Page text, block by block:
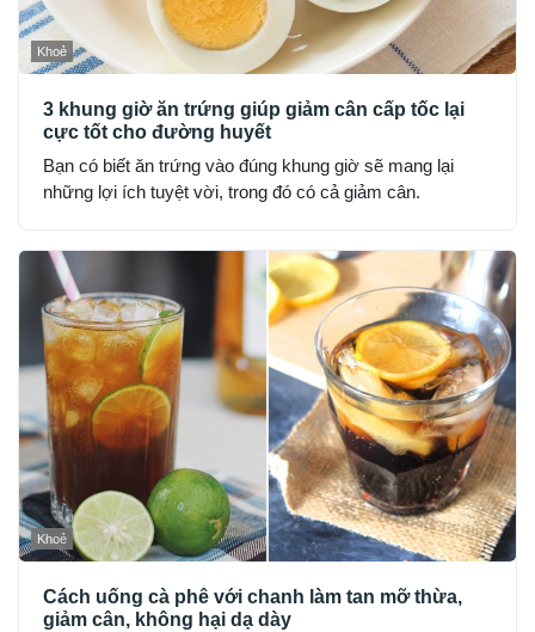
Khoẻ
3 khung giờ ăn trứng giúp giảm cân cấp tốc lại
cực tốt cho đường huyết
Bạn có biết ăn trứng vào đúng khung giờ sẽ mang lại
những lợi ích tuyệt vời, trong đó có cả giảm cân.
Khoẻ
Cách uống cà phê với chanh làm tan mỡ thừa,
giảm cân, không hại dạ dày